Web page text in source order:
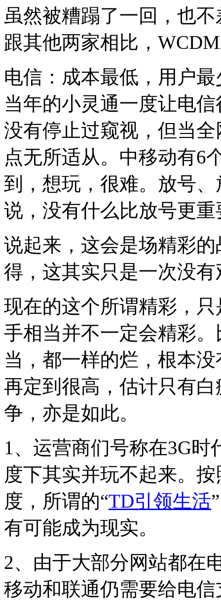
虽然被糟蹋了一回，也
跟其他两家相比，
电信：成本最低，用户最
当年的小灵通一度让电
没有停止过窥视，但当
点无所适从。中移动有6
到，想玩，很难。放号
说，没有什么比放号更
说起来，这会是场精彩
得，这其实只是一次没
现在的这个所谓精彩，
手相当并不一定会精彩
当，都一样的烂，根本
再定到很高，估计只有
争，亦是如此。
1、运营商们号称在3G
度下其实并玩不起来。
度，所谓的“TD引领生活
有可能成为现实。
2、由于大部分网站都在
移动和联通仍需要给电